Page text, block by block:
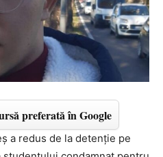
preferată în Google
a redus de la detenție pe